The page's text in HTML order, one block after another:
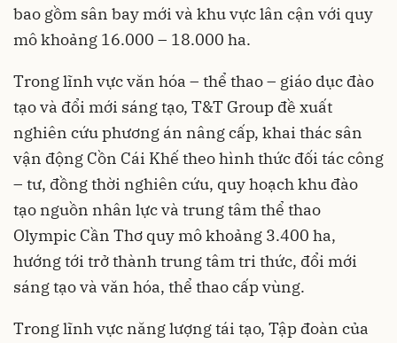
bao gồm sân bay mới và khu vực lân cận với quy
mô khoảng 16.000 – 18.000 ha.
Trong lĩnh vực văn hóa – thể thao – giáo dục đào
tạo và đổi mới sáng tạo, T&T Group đề xuất
nghiên cứu phương án nâng cấp, khai thác sân
vận động Cồn Cái Khế theo hình thức đối tác công
– tư, đồng thời nghiên cứu, quy hoạch khu đào
tạo nguồn nhân lực và trung tâm thể thao
Olympic Cần Thơ quy mô khoảng 3.400 ha,
hướng tới trở thành trung tâm tri thức, đổi mới
sáng tạo và văn hóa, thể thao cấp vùng.
Trong lĩnh vực năng lượng tái tạo, Tập đoàn của